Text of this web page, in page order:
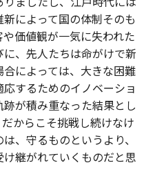
によって国の体制そのも
価値観が一気に失われた
、先人たちは命がけで新
によっては、大きな困難
するためのイノベーショ
が積み重なった結果とし
からこそ挑戦し続けなけ
、守るものというより、
継がれていくものだと思